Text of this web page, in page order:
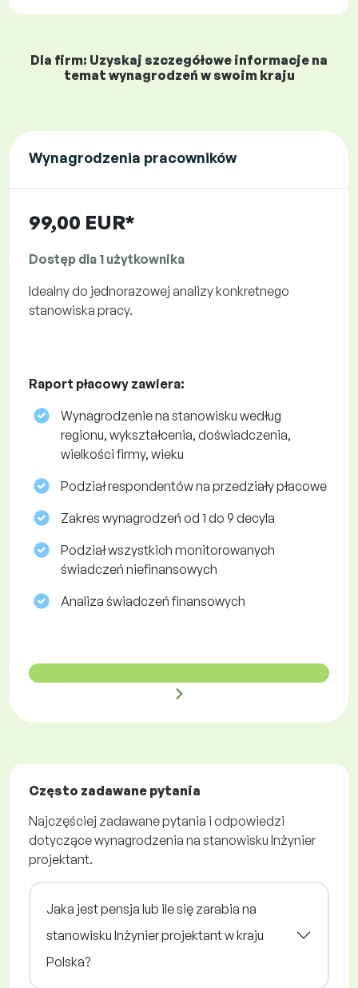
Dla firm: Uzyskaj szczegółowe informacje na
temat wynagrodzeń w swoim kraju
Wynagrodzenia pracowników
99,00 EUR*
Dostęp dla 1 użytkownika
Idealny do jednorazowej analizy konkretnego
stanowiska pracy.
Raport płacowy zawiera:
Wynagrodzenie na stanowisku według
regionu, wykształcenia, doświadczenia,
wielkości firmy, wieku
Podział respondentów na przedziały płacowe
Zakres wynagrodzeń od 1 do 9 decyla
Podział wszystkich monitorowanych
świadczeń niefinansowych
Analiza świadczeń finansowych
Często zadawane pytania
Najczęściej zadawane pytania i odpowiedzi
dotyczące wynagrodzenia na stanowisku Inżynier
projektant.
Jaka jest pensja lub ile się zarabia na
stanowisku Inżynier projektant w kraju
Polska?